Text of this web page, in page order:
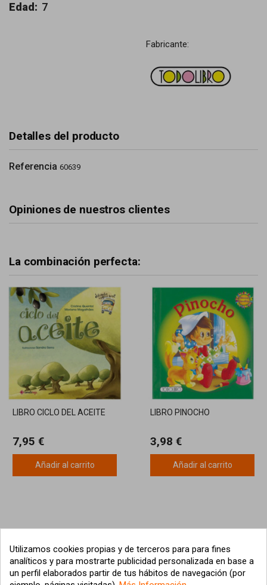
Edad: 7
Fabricante:
Detalles del producto
Referencia 60639
Opiniones de nuestros clientes
La combinación perfecta:
LIBRO CICLO DEL ACEITE
7,95 €
Añadir al carrito
LIBRO PINOCHO
3,98 €
Añadir al carrito
Utilizamos cookies propias y de terceros para para fines
analíticos y para mostrarte publicidad personalizada en base a
un perfil elaborados partir de tus hábitos de navegación (por